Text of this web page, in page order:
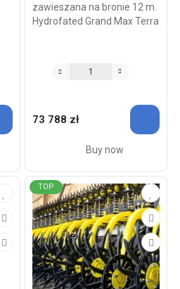
zawieszana na bronie 12 m.
Hydrofated Grand Max Terra
73 788 zł
Buy now
TOP